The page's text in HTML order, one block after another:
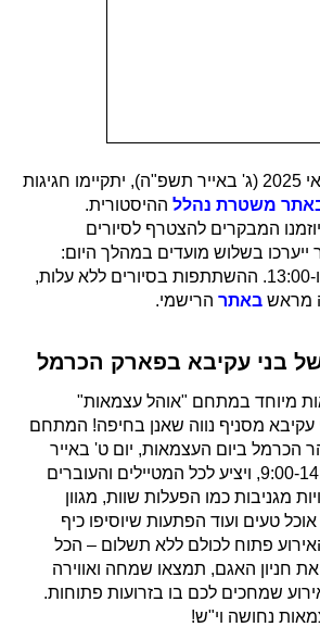
ביום חמישי, ה-1 במאי 2025 (ג' באייר תשפ"ה), יתקיימו חגיגות
משטרת נהלל ההיסטורית.
המבקרים להצטרף לסיורים
בשלוש מועדים במהלך היום:
בשעות 9:00, 11:00 ו-13:00. ההשתתפות בסיורים ללא עלות,
מראש באתר הרישמי.
בני עקיבא בפארק הכרמל
מיוחד במתחם "אוהל עצמאות"
עקיבא מסניף נווה שאנן בחיפה! המתחם
הכרמל ביום העצמאות, יום ט' באייר
(1.5), בין השעות 9:00-14:30, ויציע לכל המטיילים והעוברים
מגניבות כמו הפעלות שוות, מגוון
טעים ועוד הפתעות שיוסיפו כיף
פתוח לכולם ללא תשלום – הכל
חניון האגם, תמצאו שמחה ואווירה
שמחכים לכם בו בזרועות פתוחות.
נחושה וי"ש!